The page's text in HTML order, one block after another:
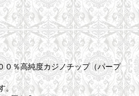
０％高純度カジノチップ（パープ
。